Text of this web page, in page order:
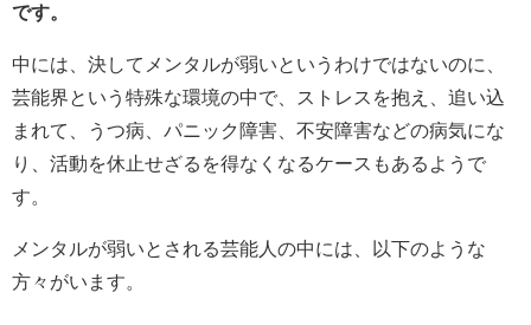
です。
中には、決してメンタルが弱いというわけではないのに、
芸能界という特殊な環境の中で、ストレスを抱え、追い込
まれて、うつ病、パニック障害、不安障害などの病気にな
り、活動を休止せざるを得なくなるケースもあるようで
す。
メンタルが弱いとされる芸能人の中には、以下のような
方々がいます。